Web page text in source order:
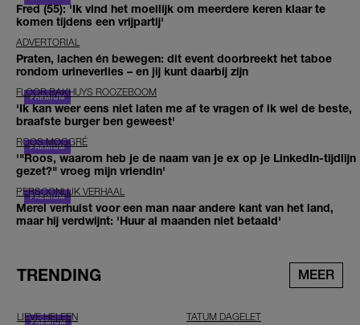
Fred (55): 'Ik vind het moeilijk om meerdere keren klaar te
komen tijdens een vrijpartij'
ADVERTORIAL
Praten, lachen én bewegen: dit event doorbreekt het taboe
rondom urineverlies – en jij kunt daarbij zijn
FLOOR BAKHUYS ROOZEBOOM
'Ik kan weer eens niet laten me af te vragen of ik wel de beste,
braafste burger ben geweest'
ROOS MOGGRÉ
'"Roos, waarom heb je de naam van je ex op je LinkedIn-tijdlijn
gezet?" vroeg mijn vriendin'
PERSOONLIJK VERHAAL
Merel verhuist voor een man naar andere kant van het land,
maar hij verdwijnt: 'Huur al maanden niet betaald'
TRENDING MEER
LIEVE HELEEN TATUM DAGELET